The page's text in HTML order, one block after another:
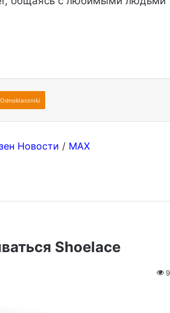
Odnoklassniki
Новости / MAX